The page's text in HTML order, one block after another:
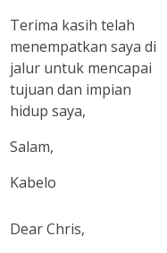
Terima kasih telah
menempatkan saya di
jalur untuk mencapai
tujuan dan impian
hidup saya,
Salam,
Kabelo
Dear Chris,